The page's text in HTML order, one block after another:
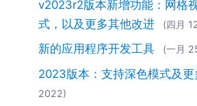
2019
2018
2017
2015
2014
v2023r2版本新增功能：网格
式，以及更多其他改进
(四月
新的应用程序开发工具 (一月
2023版本：支持深色模式及更
2022)